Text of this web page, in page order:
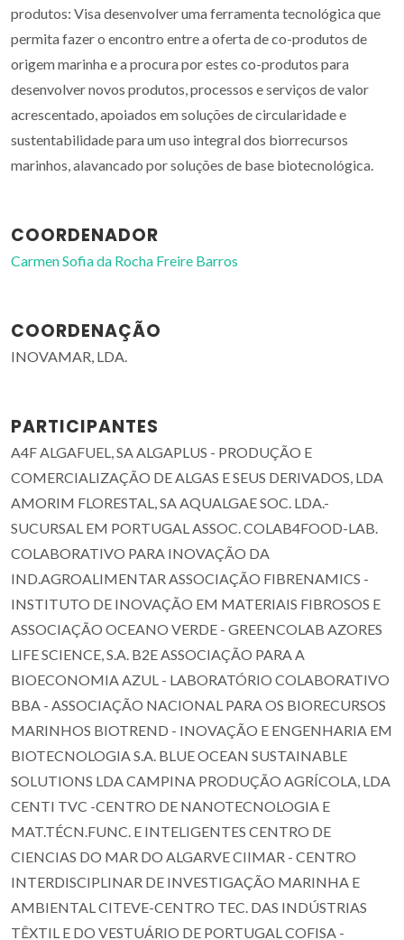
produtos: Visa desenvolver uma ferramenta tecnológica que
permita fazer o encontro entre a oferta de co-produtos de
origem marinha e a procura por estes co-produtos para
desenvolver novos produtos, processos e serviços de valor
acrescentado, apoiados em soluções de circularidade e
sustentabilidade para um uso integral dos biorrecursos
marinhos, alavancado por soluções de base biotecnológica.
COORDENADOR
Carmen Sofia da Rocha Freire Barros
COORDENAÇÃO
INOVAMAR, LDA.
PARTICIPANTES
A4F ALGAFUEL, SA ALGAPLUS - PRODUÇÃO E
COMERCIALIZAÇÃO DE ALGAS E SEUS DERIVADOS, LDA
AMORIM FLORESTAL, SA AQUALGAE SOC. LDA.-
SUCURSAL EM PORTUGAL ASSOC. COLAB4FOOD-LAB.
COLABORATIVO PARA INOVAÇÃO DA
IND.AGROALIMENTAR ASSOCIAÇÃO FIBRENAMICS -
INSTITUTO DE INOVAÇÃO EM MATERIAIS FIBROSOS E
ASSOCIAÇÃO OCEANO VERDE - GREENCOLAB AZORES
LIFE SCIENCE, S.A. B2E ASSOCIAÇÃO PARA A
BIOECONOMIA AZUL - LABORATÓRIO COLABORATIVO
BBA - ASSOCIAÇÃO NACIONAL PARA OS BIORECURSOS
MARINHOS BIOTREND - INOVAÇÃO E ENGENHARIA EM
BIOTECNOLOGIA S.A. BLUE OCEAN SUSTAINABLE
SOLUTIONS LDA CAMPINA PRODUÇÃO AGRÍCOLA, LDA
CENTI TVC -CENTRO DE NANOTECNOLOGIA E
MAT.TÉCN.FUNC. E INTELIGENTES CENTRO DE
CIENCIAS DO MAR DO ALGARVE CIIMAR - CENTRO
INTERDISCIPLINAR DE INVESTIGAÇÃO MARINHA E
AMBIENTAL CITEVE-CENTRO TEC. DAS INDÚSTRIAS
TÊXTIL E DO VESTUÁRIO DE PORTUGAL COFISA -